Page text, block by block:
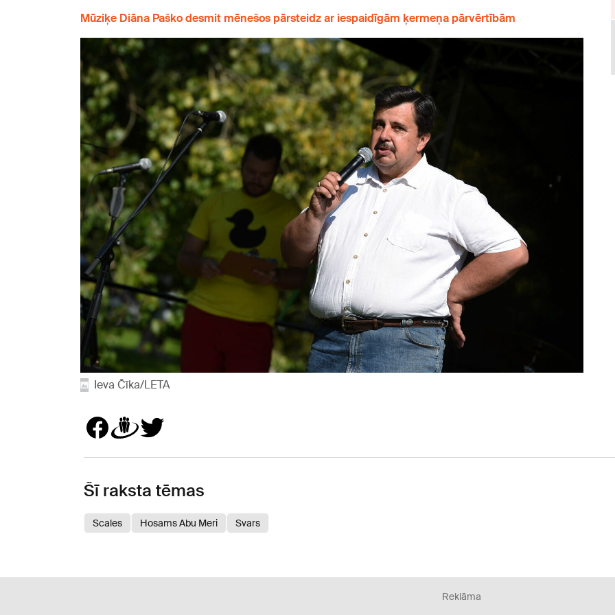
Mūziķe Diāna Paško desmit mēnešos pārsteidz ar iespaidīgām ķermeņa pārvērtībām
Ieva Čīka/LETA
Šī raksta tēmas
Scales Hosams Abu Meri Svars
Reklāma